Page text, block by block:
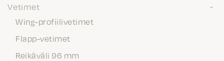
Vetimet
Wing-profiilivetimet
Flapp-vetimet
Reikäväli 96 mm